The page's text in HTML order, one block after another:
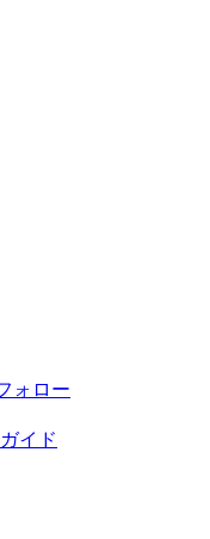
ォロー
イド